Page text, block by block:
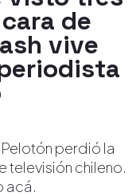
de
vive
perdió la
televisión chileno.
acá.